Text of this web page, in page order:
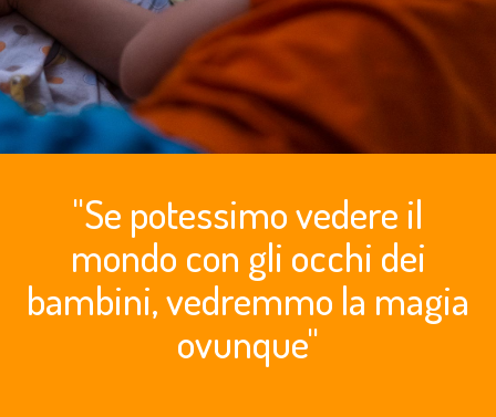
"Se potessimo vedere il
mondo con gli occhi dei
bambini, vedremmo la magia
ovunque"